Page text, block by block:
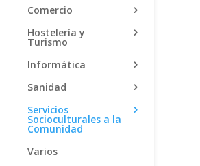
Comercio
Hostelería y
Turismo
Informática
Sanidad
Servicios
Socioculturales a la
Comunidad
Varios